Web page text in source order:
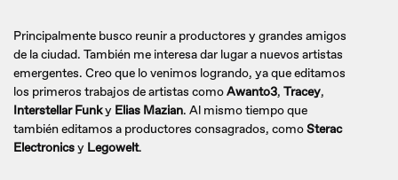
Principalmente busco reunir a productores y grandes amigos
de la ciudad. También me interesa dar lugar a nuevos artistas
emergentes. Creo que lo venimos logrando, ya que editamos
los primeros trabajos de artistas comoAwanto3, Tracey,
Interstellar Funky Elias Mazian. Al mismo tiempo que
también editamos a productores consagrados, comoSterac
Electronicsy Legowelt.